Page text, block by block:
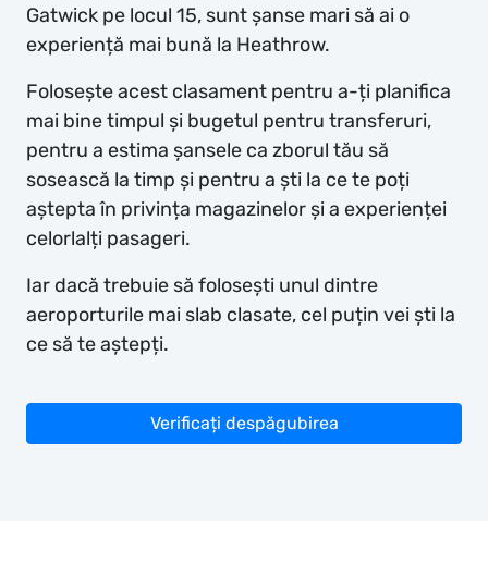
Gatwick pe locul 15, sunt șanse mari să ai o
experiență mai bună la Heathrow.
Folosește acest clasament pentru a-ți planifica
mai bine timpul și bugetul pentru transferuri,
pentru a estima șansele ca zborul tău să
sosească la timp și pentru a ști la ce te poți
aștepta în privința magazinelor și a experienței
celorlalți pasageri.
Iar dacă trebuie să folosești unul dintre
aeroporturile mai slab clasate, cel puțin vei ști la
ce să te aștepți.
Verificați despăgubirea